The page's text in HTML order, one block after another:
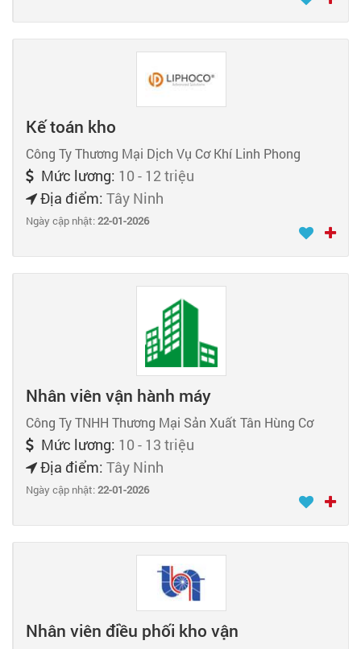
Kế toán kho
Công Ty Thương Mại Dịch Vụ Cơ Khí Linh Phong
Mức lương: 10 - 12 triệu
Địa điểm: Tây Ninh
Ngày cập nhật:22-01-2026
Nhân viên vận hành máy
Công Ty TNHH Thương Mại Sản Xuất Tân Hùng Cơ
Mức lương: 10 - 13 triệu
Địa điểm: Tây Ninh
Ngày cập nhật:22-01-2026
Nhân viên điều phối kho vận